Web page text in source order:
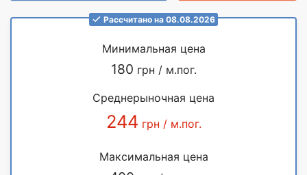
Рассчитано на 08.08.2026
Минимальная цена
180 грн / м.пог.
Среднерыночная цена
244 грн / м.пог.
Максимальная цена